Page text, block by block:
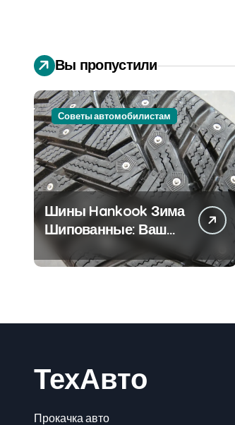
Вы пропустили
Советы автомобилистам
Шины Hankook Зима
Шипованные: Ваш
Надежный Партнёр
на Снежных Дорогах
ТехАвто
Прокачка авто